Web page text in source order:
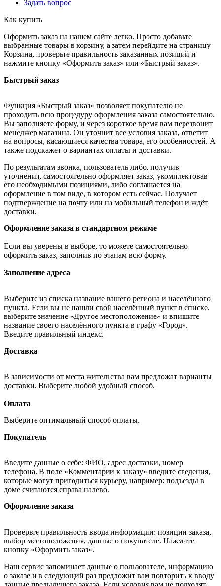
Задать вопрос
Как купить
Оформить заказ на нашем сайте легко. Просто добавьте
выбранные товары в корзину, а затем перейдите на страницу
Корзина, проверьте правильность заказанных позиций и
нажмите кнопку «Оформить заказ» или «Быстрый заказ».
Быстрый заказ
Функция «Быстрый заказ» позволяет покупателю не
проходить всю процедуру оформления заказа самостоятельно.
Вы заполняете форму, и через короткое время вам перезвонит
менеджер магазина. Он уточнит все условия заказа, ответит
на вопросы, касающиеся качества товара, его особенностей. А
также подскажет о вариантах оплаты и доставки.
По результатам звонка, пользователь либо, получив
уточнения, самостоятельно оформляет заказ, укомплектовав
его необходимыми позициями, либо соглашается на
оформление в том виде, в котором есть сейчас. Получает
подтверждение на почту или на мобильный телефон и ждёт
доставки.
Оформление заказа в стандартном режиме
Если вы уверены в выборе, то можете самостоятельно
оформить заказ, заполнив по этапам всю форму.
Заполнение адреса
Выберите из списка название вашего региона и населённого
пункта. Если вы не нашли свой населённый пункт в списке,
выберите значение «Другое местоположение» и впишите
название своего населённого пункта в графу «Город».
Введите правильный индекс.
Доставка
В зависимости от места жительства вам предложат варианты
доставки. Выберите любой удобный способ.
Оплата
Выберите оптимальный способ оплаты.
Покупатель
Введите данные о себе: ФИО, адрес доставки, номер
телефона. В поле «Комментарии к заказу» введите сведения,
которые могут пригодиться курьеру, например: подъезды в
доме считаются справа налево.
Оформление заказа
Проверьте правильность ввода информации: позиции заказа,
выбор местоположения, данные о покупателе. Нажмите
кнопку «Оформить заказ».
Наш сервис запоминает данные о пользователе, информацию
о заказе и в следующий раз предложит вам повторить к вводу
данные предыдущего заказа. Если условия вам не подходят,